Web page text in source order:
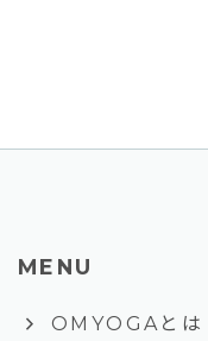
MENU
keyboard_arrow_right OMYOGAとは